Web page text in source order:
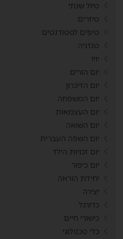
טיול שנתי
טיזרים
טיפים לסטודנטים
טנזניה
יויו
יום הורים
יום הזיכרון
יום המשפחה
יום העצמאות
יום השואה
יום השפה העברית
יום זכויות הילד
יום כיפור
יחידת הוראה
יצירה
כדורגל
כישורי חיים
כלי טכנולוגי